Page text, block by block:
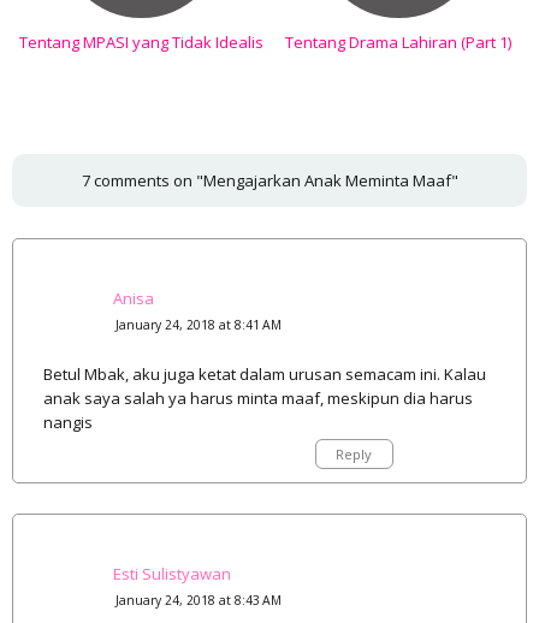
Tentang MPASI yang Tidak Idealis Tentang Drama Lahiran (Part 1)
7 comments on "Mengajarkan Anak Meminta Maaf"
Anisa
January 24, 2018 at 8:41 AM
Betul Mbak, aku juga ketat dalam urusan semacam ini. Kalau
anak saya salah ya harus minta maaf, meskipun dia harus
nangis
Reply
Esti Sulistyawan
January 24, 2018 at 8:43 AM